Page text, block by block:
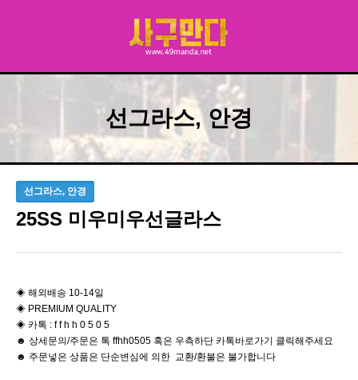
선그라스, 안경
선그라스, 안경
25SS 미우미우선글라스
◈ 해외배송 10-14일
◈ PREMIUM QUALITY
◈ 카톡 : f f h h 0 5 0 5
☻ 상세문의/주문은 톡 ffhh0505 혹은 우측하단 카톡바로가기 클릭해주세요
☻ 주문넣은 상품은 단순변심에 의한 교환/환불은 불가합니다